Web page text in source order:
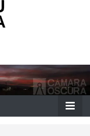
Cámara
Oscura